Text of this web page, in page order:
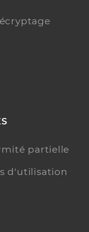
partielle
d'utilisation